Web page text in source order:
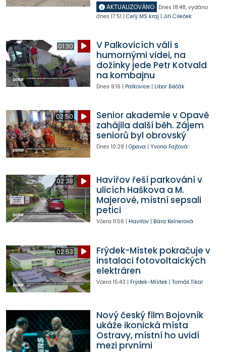
AKTUALIZOVÁNO Dnes 18:48, vydáno
dnes 17:51 | Celý MS kraj | Jiří Cileček
01:30
V Palkovicích válí s
humornými videi, na
dožínky jede Petr Kotvald
na kombajnu
Dnes 9:16 | Palkovice| Libor Běčák
02:50
Senior akademie v Opavě
zahájila další běh. Zájem
seniorů byl obrovský
Dnes 10:28 | Opava | Yvona Fajtová
02:38
Havířov řeší parkování v
ulicích Haškova a M.
Majerové, místní sepsali
petici
Včera 11:56 | Havířov| Bára Kelnerová
02:53
Frýdek-Místek pokračuje v
instalaci fotovoltaických
elektráren
Včera 15:43 | Frýdek-Místek| Tomáš Tikal
Nový český film Bojovník
ukáže ikonická místa
Ostravy, místní ho uvidí
mezi prvními